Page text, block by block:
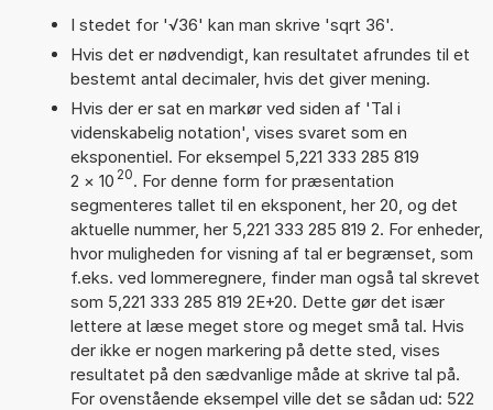
I stedet for '√36' kan man skrive 'sqrt 36'.
Hvis det er nødvendigt, kan resultatet afrundes til et
bestemt antal decimaler, hvis det giver mening.
Hvis der er sat en markør ved siden af 'Tal i
videnskabelig notation', vises svaret som en
eksponentiel. For eksempel 5,221 333 285 819
2 × 10 20. For denne form for præsentation
segmenteres tallet til en eksponent, her 20, og det
aktuelle nummer, her 5,221 333 285 819 2. For enheder,
hvor muligheden for visning af tal er begrænset, som
f.eks. ved lommeregnere, finder man også tal skrevet
som 5,221 333 285 819 2E+20. Dette gør det især
lettere at læse meget store og meget små tal. Hvis
der ikke er nogen markering på dette sted, vises
resultatet på den sædvanlige måde at skrive tal på.
For ovenstående eksempel ville det se sådan ud: 522